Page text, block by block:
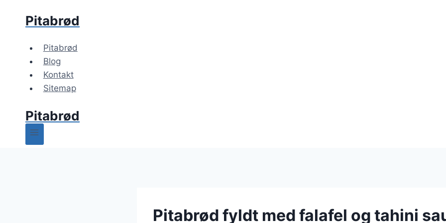
Pitabrød
Pitabrød
Blog
Kontakt
Sitemap
Pitabrød
Pitabrød fyldt med falafel og tahini